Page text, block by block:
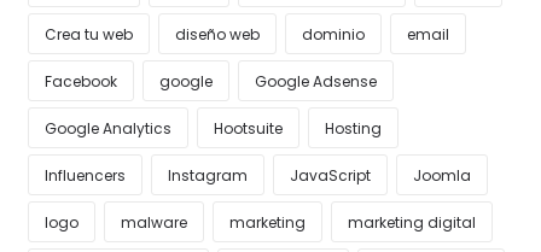
Crea tu web diseño web dominio email
Facebook google Google Adsense
Google Analytics Hootsuite Hosting
Influencers Instagram JavaScript Joomla
logo malware marketing marketing digital